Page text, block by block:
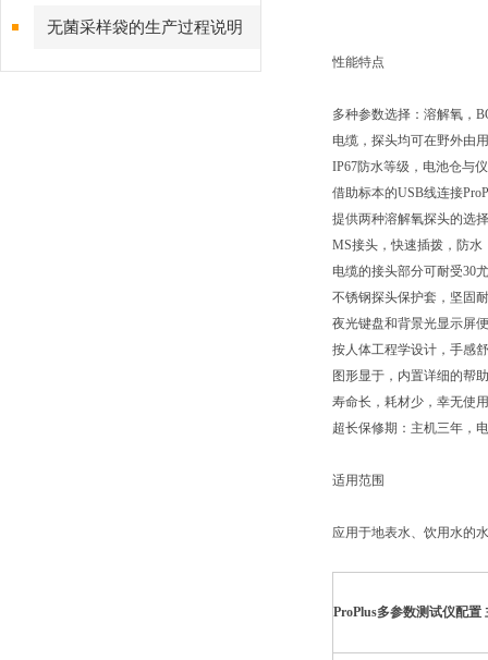
是非常重要的
无菌采样袋的生产过程说明
性能特点
多种参数选择：溶解氧，
电缆，探头均可在野外由
IP67防水等级，电池仓与
借助标本的USB线连接
提供两种溶解氧探头的选
MS接头，快速插拨，防水
电缆的接头部分可耐受30
不锈钢探头保护套，坚固
夜光键盘和背景光显示屏
按人体工程学设计，手感
图形显于，内置详细的帮
寿命长，耗材少，幸无使
超长保修期：主机三年，
适用范围
应用于地表水、饮用水的
ProPlus多参数测试仪配置